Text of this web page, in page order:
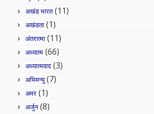
अखंड भारत(11)
अखंडता (1)
अंतरात्मा (11)
अध्यात्म (66)
अध्यात्मवाद (3)
अभिमन्यु(7)
अमर (1)
अर्जुन(8)